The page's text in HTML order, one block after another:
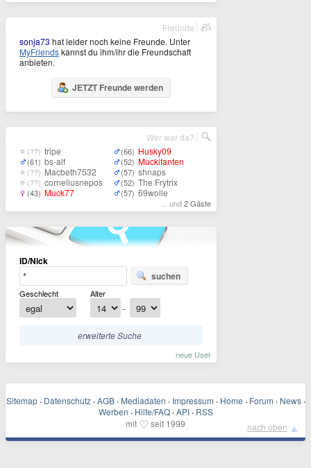
sonja73 hat leider noch keine Freunde. Unter
MyFriendskannst du ihm/ihr die Freundschaft
anbieten.
JETZT Freunde werden
Freunde
(??) tripe
(61) bs-alf
(??) Macbeth7532
(??) corneliusnepos
(43) Muck77
(66) Husky09
(52) Muckifanten
(57) shnaps
(52) The.Frytrix
(57) 69wolle
... und2 Gäste
Wer war da?
ID/Nick
suchen
Geschlecht
Alter
-
erweiterte Suche
neue User
Sitemap · Datenschutz · AGB · Mediadaten · Impressum · Home · Forum · News ·
Werben · Hilfe/FAQ · API · RSS
mit ♡ seit 1999 nach oben ▲